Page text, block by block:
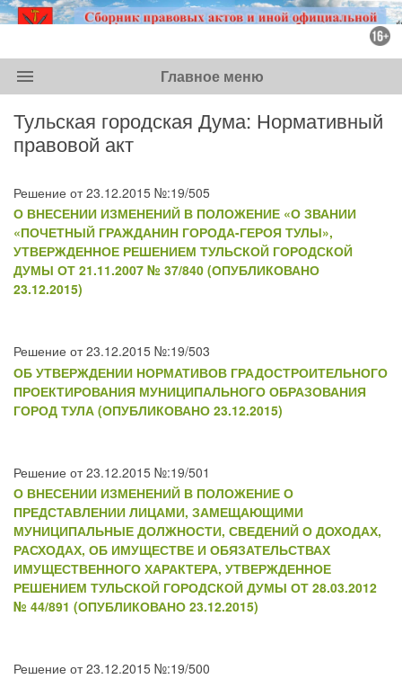
menu Главное меню
Тульская городская Дума: Нормативный
правовой акт
Решение от 23.12.2015 №:19/505
О ВНЕСЕНИИ ИЗМЕНЕНИЙ В ПОЛОЖЕНИЕ «О ЗВАНИИ
«ПОЧЕТНЫЙ ГРАЖДАНИН ГОРОДА-ГЕРОЯ ТУЛЫ»,
УТВЕРЖДЕННОЕ РЕШЕНИЕМ ТУЛЬСКОЙ ГОРОДСКОЙ
ДУМЫ ОТ 21.11.2007 № 37/840 (ОПУБЛИКОВАНО
23.12.2015)
Решение от 23.12.2015 №:19/503
ОБ УТВЕРЖДЕНИИ НОРМАТИВОВ ГРАДОСТРОИТЕЛЬНОГО
ПРОЕКТИРОВАНИЯ МУНИЦИПАЛЬНОГО ОБРАЗОВАНИЯ
ГОРОД ТУЛА (ОПУБЛИКОВАНО 23.12.2015)
Решение от 23.12.2015 №:19/501
О ВНЕСЕНИИ ИЗМЕНЕНИЙ В ПОЛОЖЕНИЕ О
ПРЕДСТАВЛЕНИИ ЛИЦАМИ, ЗАМЕЩАЮЩИМИ
МУНИЦИПАЛЬНЫЕ ДОЛЖНОСТИ, СВЕДЕНИЙ О ДОХОДАХ,
РАСХОДАХ, ОБ ИМУЩЕСТВЕ И ОБЯЗАТЕЛЬСТВАХ
ИМУЩЕСТВЕННОГО ХАРАКТЕРА, УТВЕРЖДЕННОЕ
РЕШЕНИЕМ ТУЛЬСКОЙ ГОРОДСКОЙ ДУМЫ ОТ 28.03.2012
№ 44/891 (ОПУБЛИКОВАНО 23.12.2015)
Решение от 23.12.2015 №:19/500